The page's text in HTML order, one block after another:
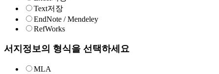
Text저장
EndNote / Mendeley
RefWorks
서지정보의 형식을 선택하세요
MLA